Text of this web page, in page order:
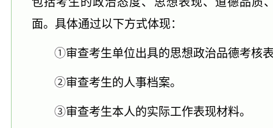
面。具体通过以下方式体现：
①审查考生单位出具的思想政治品德考核
②审查考生的人事档案。
③审查考生本人的实际工作表现材料。